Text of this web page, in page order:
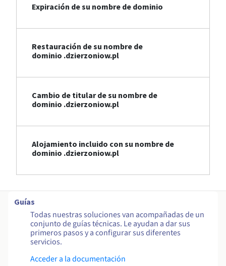
Expiración de su nombre de dominio
Restauración de su nombre de
dominio .dzierzoniow.pl
Cambio de titular de su nombre de
dominio .dzierzoniow.pl
Alojamiento incluido con su nombre de
dominio .dzierzoniow.pl
Guías
Todas nuestras soluciones van acompañadas de un
conjunto de guías técnicas. Le ayudan a dar sus
primeros pasos y a configurar sus diferentes
servicios.
Acceder a la documentación